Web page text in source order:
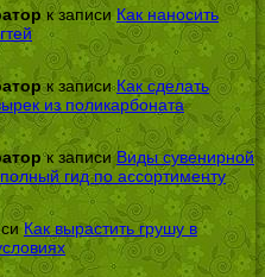
к записиКак наносить
к записиКак сделать
из поликарбоната
к записиВиды сувенирной
гид по ассортименту
Как вырастить грушу в